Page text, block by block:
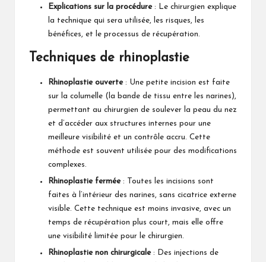
Explications sur la procédure: Le chirurgien explique
la technique qui sera utilisée, les risques, les
bénéfices, et le processus de récupération.
Techniques de rhinoplastie
Rhinoplastie ouverte: Une petite incision est faite
sur la columelle (la bande de tissu entre les narines),
permettant au chirurgien de soulever la peau du nez
et d’accéder aux structures internes pour une
meilleure visibilité et un contrôle accru. Cette
méthode est souvent utilisée pour des modifications
complexes.
Rhinoplastie fermée: Toutes les incisions sont
faites à l’intérieur des narines, sans cicatrice externe
visible. Cette technique est moins invasive, avec un
temps de récupération plus court, mais elle offre
une visibilité limitée pour le chirurgien.
Rhinoplastie non chirurgicale: Des injections de